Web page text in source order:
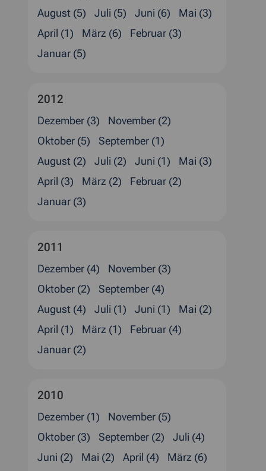
August (5)
Juli (5) Juni (6)
Mai (3)
April (1)
März (6)
Februar (3)
Januar (5)
2012
Dezember (3)
November (2)
Oktober (5)
September (1)
August (2)
Juli (2) Juni (1)
Mai (3)
April (3)
März (2)
Februar (2)
Januar (3)
2011
Dezember (4)
November (3)
Oktober (2)
September (4)
August (4)
Juli (1) Juni (1)
Mai (2)
April (1)
März (1)
Februar (4)
Januar (2)
2010
Dezember (1)
November (5)
Oktober (3)
September (2)
Juli (4)
Juni (2)
Mai (2) April (4)
März (6)